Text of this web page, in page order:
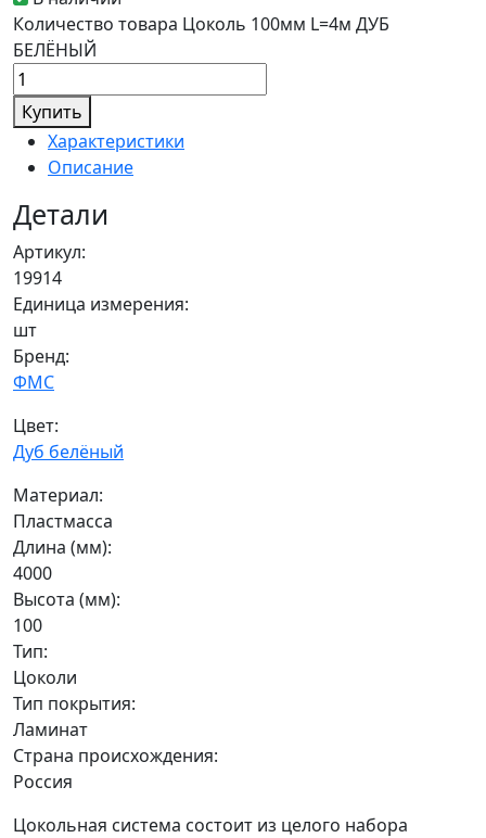
Количество товара Цоколь 100мм L=4м ДУБ
БЕЛЁНЫЙ
Купить
Характеристики
Описание
Детали
Артикул:
19914
Единица измерения:
шт
Бренд:
ФМС
Цвет:
Дуб белёный
Материал:
Пластмасса
Длина (мм):
4000
Высота (мм):
100
Тип:
Цоколи
Тип покрытия:
Ламинат
Страна происхождения:
Россия
Цокольная система состоит из целого набора